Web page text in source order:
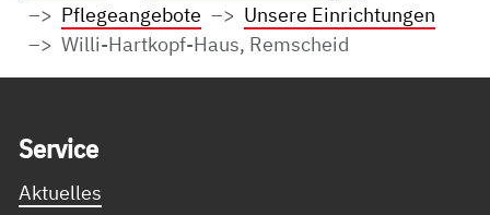
Pflegeangebote
Unsere Einrichtungen
Willi-Hartkopf-Haus, Remscheid
Ser­vice
Aktuelles